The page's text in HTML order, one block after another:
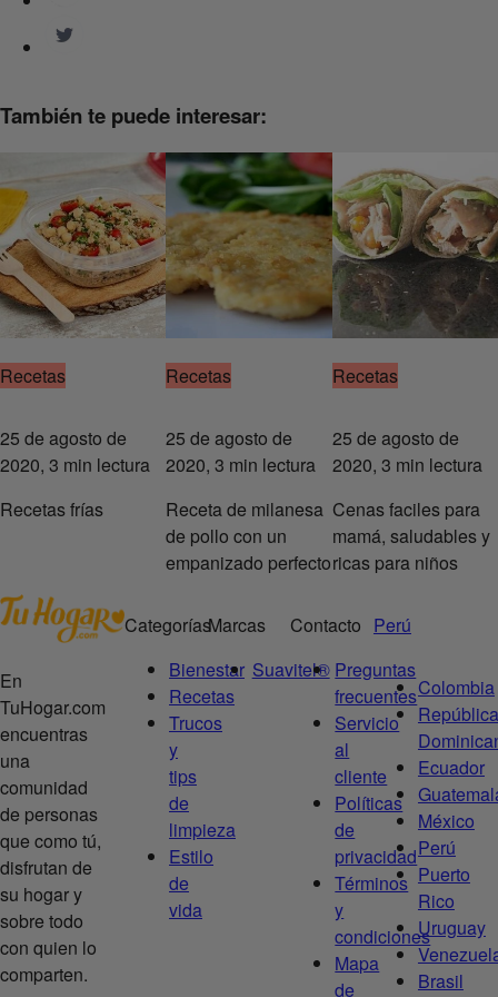
También te puede interesar:
Recetas
25 de agosto de
2020, 3 min lectura
Recetas frías
Recetas
25 de agosto de
2020, 3 min lectura
Receta de milanesa
de pollo con un
empanizado perfecto
Recetas
25 de agosto de
2020, 3 min lectura
Cenas faciles para
mamá, saludables y
ricas para niños
En
TuHogar.com
encuentras
una
comunidad
de personas
que como tú,
disfrutan de
su hogar y
sobre todo
con quien lo
comparten.
Categorías
Bienestar
Recetas
Trucos
y
tips
de
limpieza
Estilo
de
vida
Marcas
Suavitel®
Contacto
Preguntas
frecuentes
Servicio
al
cliente
Políticas
de
privacidad
Términos
y
condiciones
Mapa
de
Perú
Colombia
República
Ecuador
México
Perú
Puerto
Rico
Uruguay
Brasil